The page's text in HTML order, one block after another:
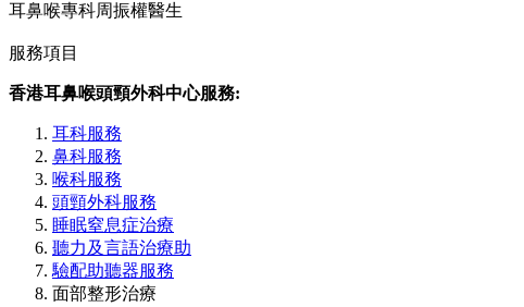
耳鼻喉專科周振權醫生
服務項目
香港耳鼻喉頭頸外科中心服務:
耳科服務
鼻科服務
喉科服務
頭頸外科服務
睡眠窒息症治療
聽力及言語治療助
驗配助聽器服務
面部整形治療